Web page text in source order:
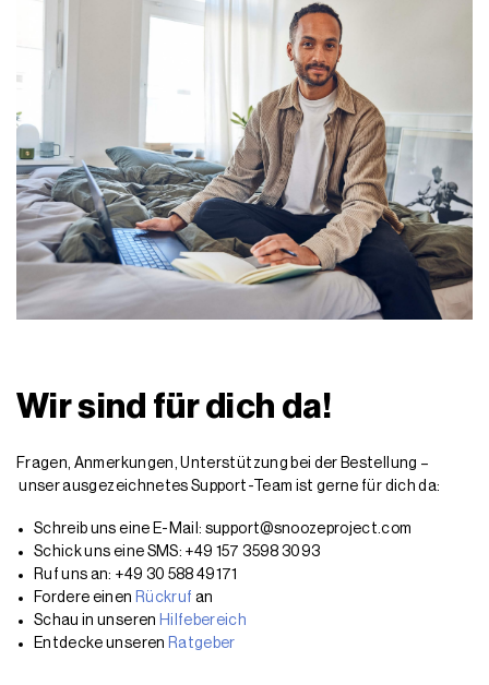
Wir sind für dich da!
Fragen, Anmerkungen, Unterstützung bei der Bestellung –
unser ausgezeichnetes Support-Team ist gerne für dich da:
Schreib uns eine E-Mail: support@snoozeproject.com
Schick uns eine SMS: +49 157 3598 3093
Ruf uns an: +49 30 588 49171
Fordere einen Rückruf an
Schau in unseren Hilfebereich
Entdecke unseren Ratgeber